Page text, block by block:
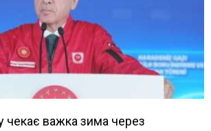
чекає важка зима через